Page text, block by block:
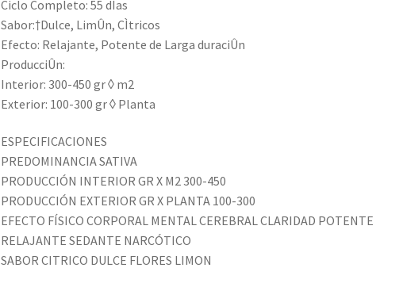
Ciclo Completo: 55 dÌas
Sabor:†Dulce, LimÛn, CÌtricos
Efecto: Relajante, Potente de Larga duraciÛn
ProducciÛn:
Interior: 300-450 gr ◊ m2
Exterior: 100-300 gr ◊ Planta
ESPECIFICACIONES
PREDOMINANCIA SATIVA
PRODUCCIÓN INTERIOR GR X M2 300-450
PRODUCCIÓN EXTERIOR GR X PLANTA 100-300
EFECTO FÍSICO CORPORAL MENTAL CEREBRAL CLARIDAD POTENTE
RELAJANTE SEDANTE NARCÓTICO
SABOR CITRICO DULCE FLORES LIMON